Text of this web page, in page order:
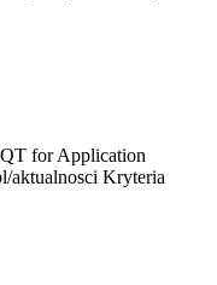
for Application
aktualnosci Kryteria